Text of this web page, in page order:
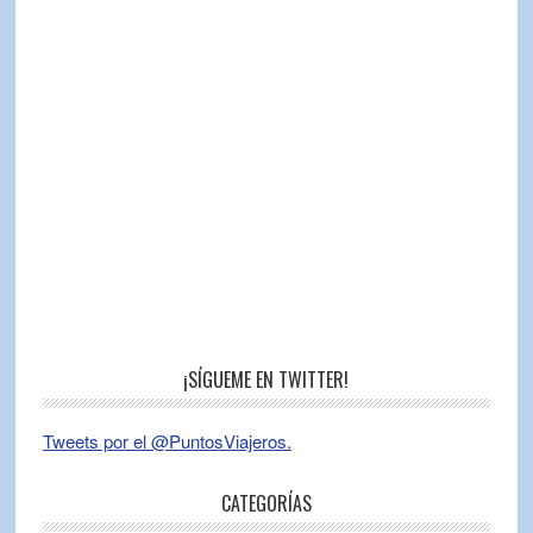
¡SÍGUEME EN TWITTER!
Tweets por el @PuntosViajeros.
CATEGORÍAS